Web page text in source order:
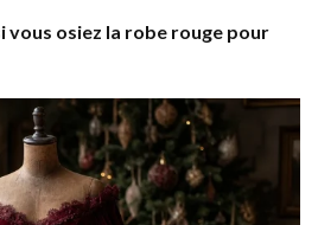
vous osiez la robe rouge pour